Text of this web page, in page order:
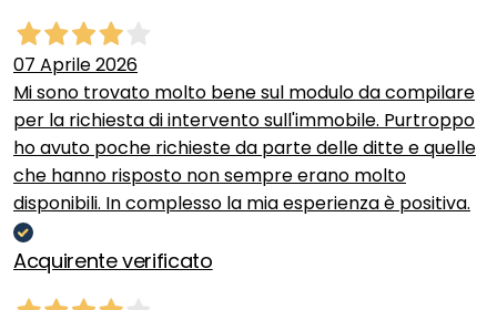
07 Aprile 2026
Mi sono trovato molto bene sul modulo da compilare
per la richiesta di intervento sull'immobile. Purtroppo
ho avuto poche richieste da parte delle ditte e quelle
che hanno risposto non sempre erano molto
disponibili. In complesso la mia esperienza è positiva.
Acquirente verificato